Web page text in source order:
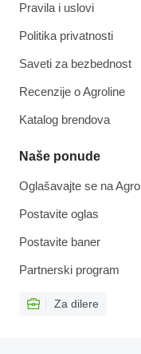
Pravila i uslovi
Politika privatnosti
Saveti za bezbednost
Recenzije o Agroline
Katalog brendova
Naše ponude
Oglašavajte se na
Postavite oglas
Postavite baner
Partnerski program
Za dilere